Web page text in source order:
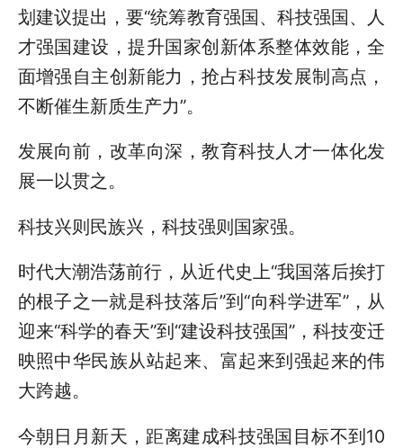
划建议提出，要“统筹教育强国、科技强国、人
才强国建设，提升国家创新体系整体效能，全
面增强自主创新能力，抢占科技发展制高点，
不断催生新质生产力”。
发展向前，改革向深，教育科技人才一体化发
展一以贯之。
科技兴则民族兴，科技强则国家强。
时代大潮浩荡前行，从近代史上“我国落后挨打
的根子之一就是科技落后”到“向科学进军”，从
迎来“科学的春天”到“建设科技强国”，科技变迁
映照中华民族从站起来、富起来到强起来的伟
大跨越。
今朝日月新天，距离建成科技强国目标不到10